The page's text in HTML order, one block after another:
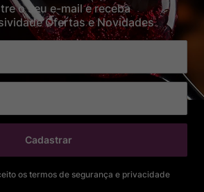
o seu e-mail e receba
Ofertas e Novidades
Cadastrar
os termos de segurança e privacidade